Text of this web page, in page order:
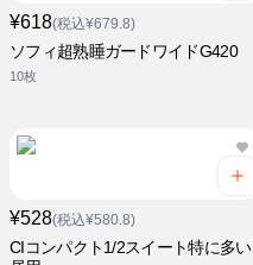
¥618(税込¥679.8)
ソフィ超熟睡ガードワイドG420
10枚
¥528(税込¥580.8)
CIコンパクト1/2スイート特に多い